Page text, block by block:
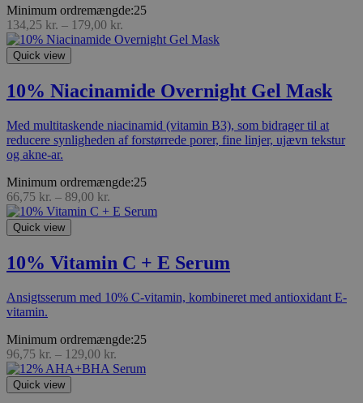
Minimum ordremængde:25
134,25 kr. – 179,00 kr.
Quick view
10% Niacinamide Overnight Gel Mask
Med multitaskende niacinamid (vitamin B3), som bidrager til at
reducere synligheden af forstørrede porer, fine linjer, ujævn tekstur
og akne-ar.
Minimum ordremængde:25
66,75 kr. – 89,00 kr.
Quick view
10% Vitamin C + E Serum
Ansigtsserum med 10% C-vitamin, kombineret med antioxidant E-
vitamin.
Minimum ordremængde:25
96,75 kr. – 129,00 kr.
Quick view